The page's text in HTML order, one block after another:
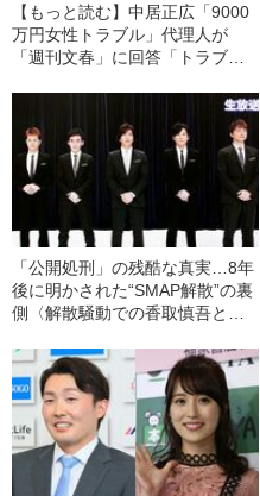
【もっと読む】中居正広「9000
万円女性トラブル」代理人が
「週刊文春」に回答「トラブル
「公開処刑」の残酷な真実…8年
後に明かされた“SMAP解散”の裏
側〈解散騒動での香取慎吾と草